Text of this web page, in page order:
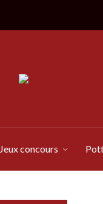
Jeux concours